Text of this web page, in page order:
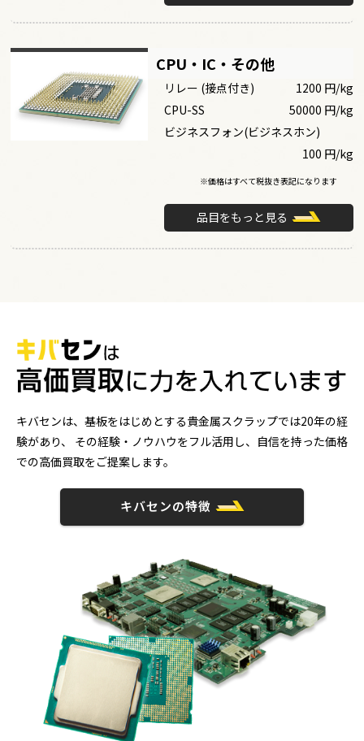
CPU・IC・その他
リレー (接点付き)
1200 円/kg
CPU-SS
50000 円/kg
ビジネスフォン(ビジネスホン)
100 円/kg
※価格はすべて税抜き表記になります
品目をもっと見る
キバセンは、基板をはじめとする貴金属スクラップでは20年の経
験があり、
その経験・ノウハウをフル活用し、自信を持った価格
での高価買取をご提案します。
キバセンの特徴